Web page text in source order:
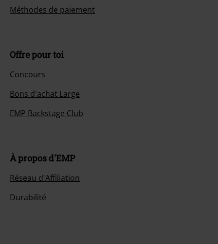
Méthodes de paiement
Offre pour toi
Concours
Bons d'achat Large
EMP Backstage Club
À propos d'EMP
Réseau d'Affiliation
Durabilité